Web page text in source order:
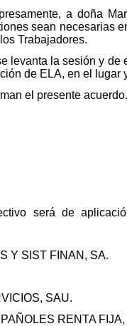
a doña
sean necesarias
Trabajadores.
levanta la sesión y
de ELA, en el lugar
el presente acuerdo.
será de
Y SIST FINAN, SA.
SAU.
RENTA FIJA,